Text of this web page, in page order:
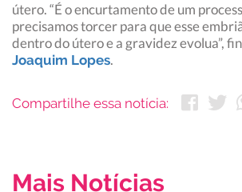
útero. “É o encurtamento de um
precisamos torcer para que esse
dentro do útero e a gravidez evolua”,
Joaquim Lopes.
Compartilhe essa notícia:
Mais Notícias